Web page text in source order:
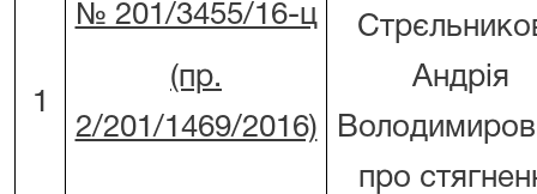
1
№ 201/3455/16-ц
(пр.
2/201/1469/2016)
Андрія
про